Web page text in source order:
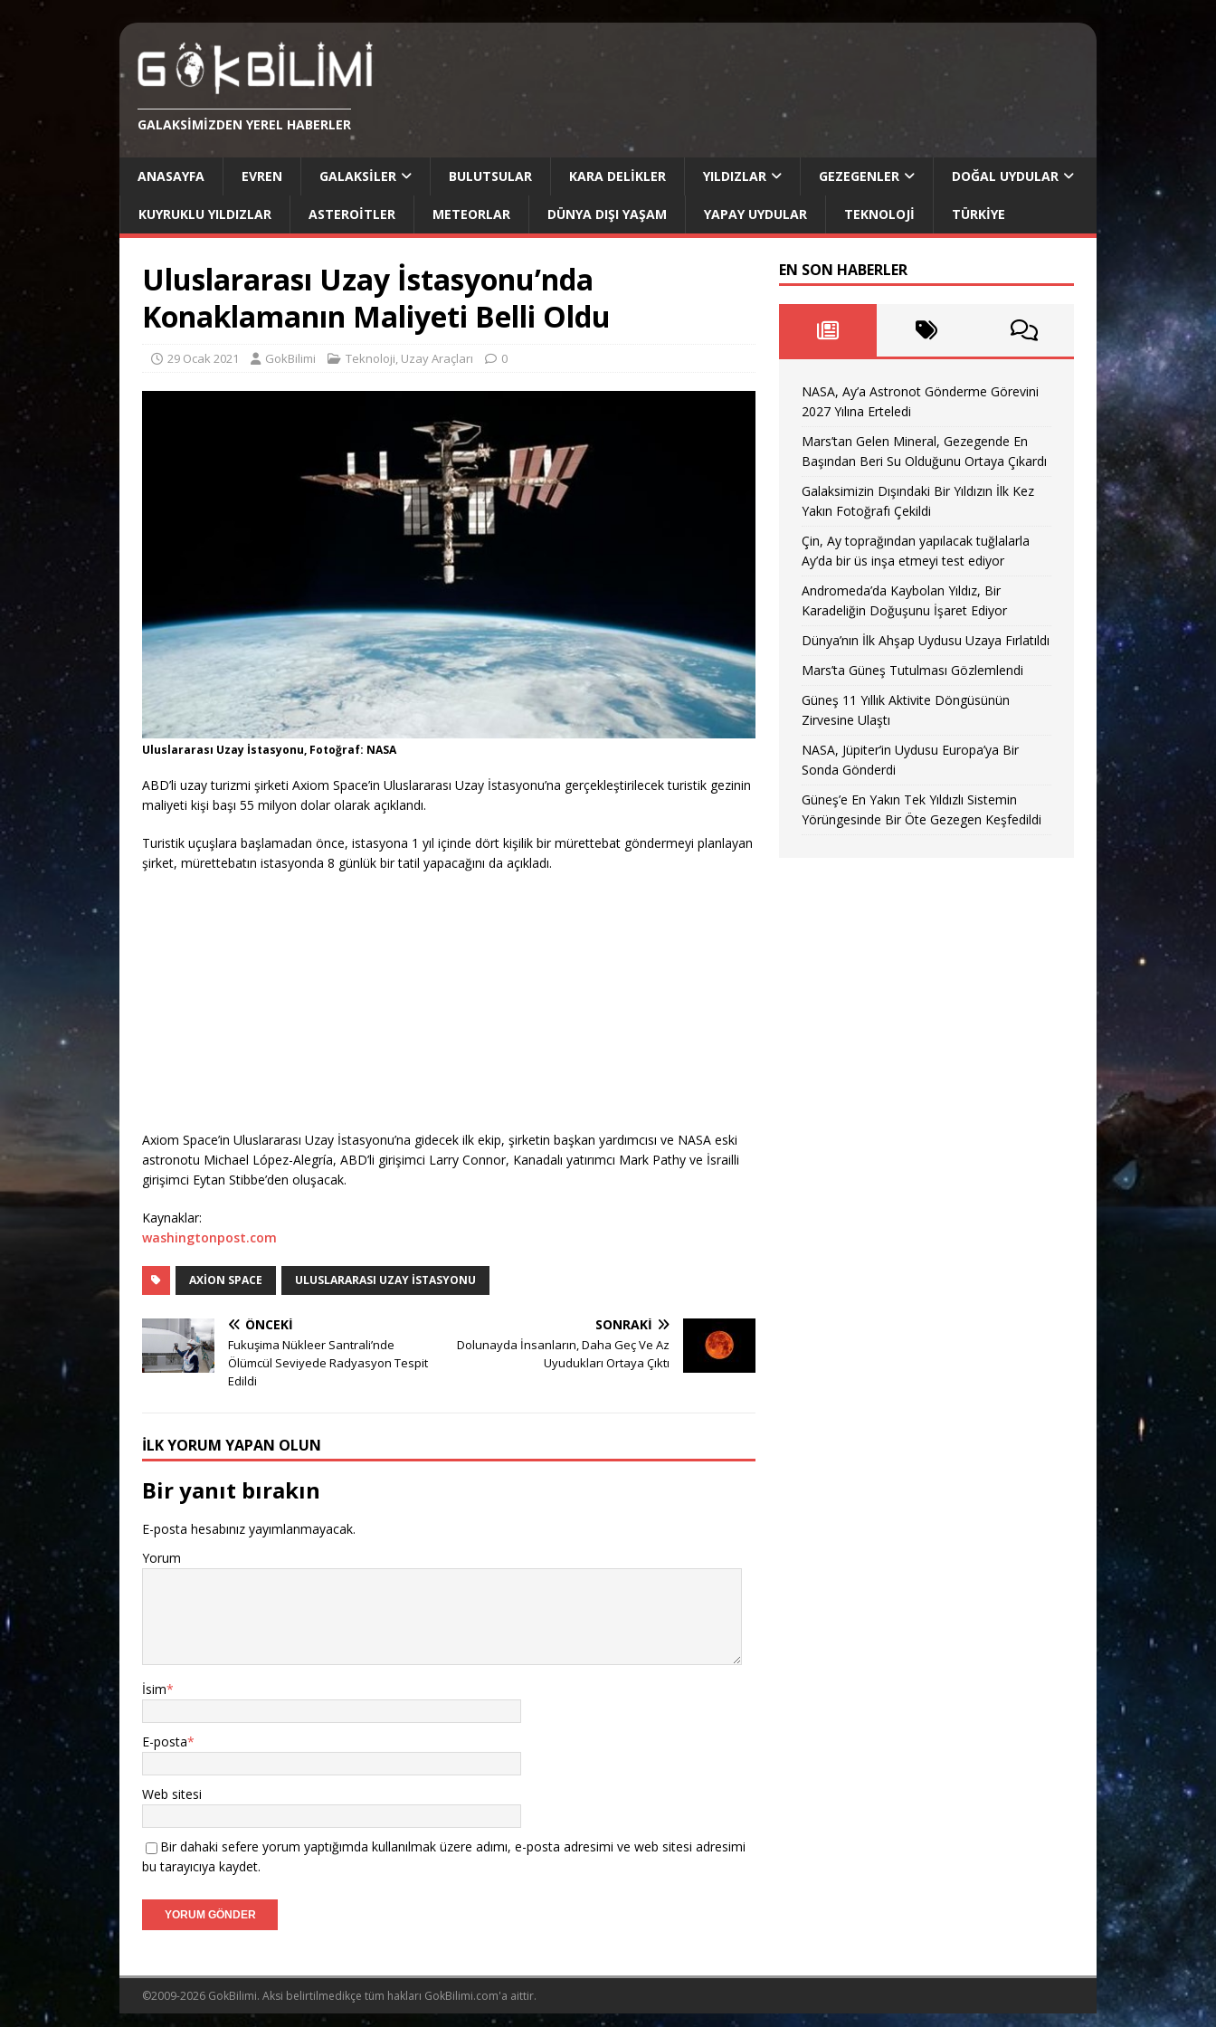
GALAKSIMIZDEN YEREL HABERLER
ANASAYFA EVREN GALAKSILER BULUTSULAR KARA DELIKLER YILDIZLAR GEZEGENLER DOĞAL UYDULAR
KUYRUKLU YILDIZLAR ASTEROITLER METEORLAR DÜNYA DIŞI YAŞAM YAPAY UYDULAR TEKNOLOJI TÜRKIYE
Uluslararası Uzay İstasyonu’nda
Konaklamanın Maliyeti Belli Oldu
29 Ocak 2021 GokBilimi Teknoloji, Uzay Araçları 0
Uluslararası Uzay İstasyonu, Fotoğraf: NASA
ABD’li uzay turizmi şirketi Axiom Space’in Uluslararası Uzay İstasyonu’na gerçekleştirilecek turistik gezinin
maliyeti kişi başı 55 milyon dolar olarak açıklandı.
Turistik uçuşlara başlamadan önce, istasyona 1 yıl içinde dört kişilik bir mürettebat göndermeyi planlayan
şirket, mürettebatın istasyonda 8 günlük bir tatil yapacağını da açıkladı.
Axiom Space’in Uluslararası Uzay İstasyonu’na gidecek ilk ekip, şirketin başkan yardımcısı ve NASA eski
astronotu Michael López-Alegría, ABD’li girişimci Larry Connor, Kanadalı yatırımcı Mark Pathy ve İsrailli
girişimci Eytan Stibbe’den oluşacak.
Kaynaklar:
washingtonpost.com
AXION SPACE ULUSLARARASI UZAY ISTASYONU
ÖNCEKI
Fukuşima Nükleer Santrali’nde
Ölümcül Seviyede Radyasyon Tespit
Edildi
SONRAKI
Dolunayda İnsanların, Daha Geç Ve Az
Uyudukları Ortaya Çıktı
İLK YORUM YAPAN OLUN
Bir yanıt bırakın
E-posta hesabınız yayımlanmayacak.
Yorum
İsim*
E-posta*
Web sitesi
Bir dahaki sefere yorum yaptığımda kullanılmak üzere adımı, e-posta adresimi ve web sitesi adresimi
bu tarayıcıya kaydet.
EN SON HABERLER
NASA, Ay’a Astronot Gönderme Görevini
2027 Yılına Erteledi
Mars’tan Gelen Mineral, Gezegende En
Başından Beri Su Olduğunu Ortaya Çıkardı
Galaksimizin Dışındaki Bir Yıldızın İlk Kez
Yakın Fotoğrafı Çekildi
Çin, Ay toprağından yapılacak tuğlalarla
Ay’da bir üs inşa etmeyi test ediyor
Andromeda’da Kaybolan Yıldız, Bir
Karadeliğin Doğuşunu İşaret Ediyor
Dünya’nın İlk Ahşap Uydusu Uzaya Fırlatıldı
Mars’ta Güneş Tutulması Gözlemlendi
Güneş 11 Yıllık Aktivite Döngüsünün
Zirvesine Ulaştı
NASA, Jüpiter’in Uydusu Europa’ya Bir
Sonda Gönderdi
Güneş’e En Yakın Tek Yıldızlı Sistemin
Yörüngesinde Bir Öte Gezegen Keşfedildi
©2009-2026 GokBilimi. Aksi belirtilmedikçe tüm hakları GokBilimi.com'a aittir.